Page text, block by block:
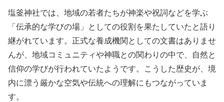
塩釜神社では、地域の若者たちが神楽や祝詞などを学ぶ
「伝承的な学びの場」としての役割を果たしていたと語り
継がれています。正式な養成機関としての文書はありませ
んが、地域コミュニティや神職との関わりの中で、自然と
信仰の学びが行われていたようです。こうした歴史が、境
内に漂う厳かな空気や伝統への理解にもつながっていま
す。